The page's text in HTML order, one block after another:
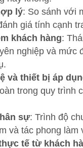
lý: So sánh với
giá tính cạnh
khách hàng:
nghiệp và mức
và thiết bị áp
trong quy trình
sự: Trình độ
và tác phong làm
tế từ khách